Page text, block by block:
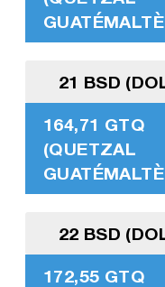
21 BSD
164,71 GTQ
(QUETZAL
22 BSD
172,55 GTQ